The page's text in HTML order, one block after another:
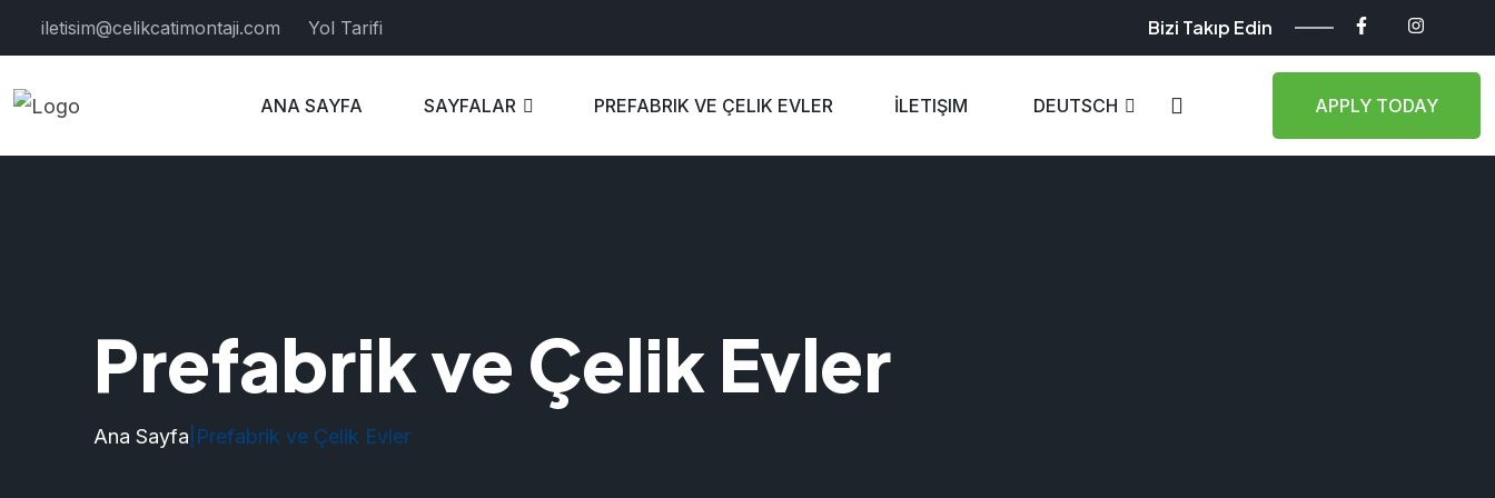
iletisim@celikcatimontaji.com Yol Tarifi Bizi Takıp Edin
ANA SAYFA SAYFALAR PREFABRIK VE ÇELIK EVLER İLETIŞIM DEUTSCH APPLY TODAY
Prefabrik ve Çelik Evler
Ana Sayfa Prefabrik ve Çelik Evler